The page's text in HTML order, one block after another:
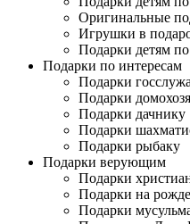
Оригинальные
Игрушки в
Подарки детям
Подарки по интересам
Подарки
Подарки
Подарки дачнику
Подарки
Подарки рыбаку
Подарки верующим
Подарки
Подарки на
Подарки